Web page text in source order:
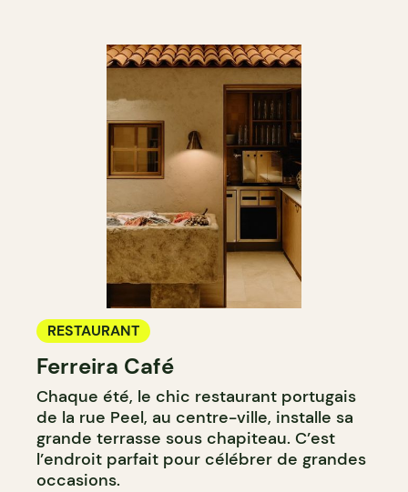
RESTAURANT
Ferreira Café
Chaque été, le chic restaurant portugais
de la rue Peel, au centre-ville, installe sa
grande terrasse sous chapiteau. C’est
l’endroit parfait pour célébrer de grandes
occasions.